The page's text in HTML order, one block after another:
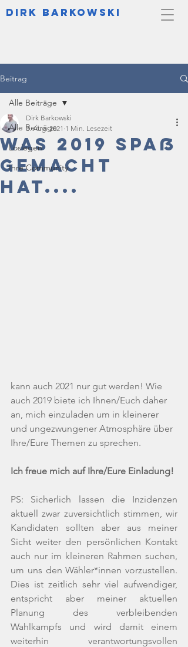
DIrk Barkowski
Beitrag
Alle Beiträge
Loslegen
Ihre Community
Alle Beiträge
Was 2019 Spaß
gemacht
hat....
Dirk Barkowski
3. Aug. 2021 1 Min. Lesezeit
kann auch 2021 nur gut werden! Wie
auch 2019 biete ich Ihnen/Euch daher
an, mich einzuladen um in kleinerer
und ungezwungener Atmosphäre über
Ihre/Eure Themen zu sprechen.
Ich freue mich auf Ihre/Eure Einladung!
PS: Sicherlich lassen die Inzidenzen
aktuell zwar zuversichtlich stimmen, wir
Kandidaten sollten aber aus meiner
Sicht weiter den persönlichen Kontakt
auch nur im kleineren Rahmen suchen,
um uns den Wähler*innen vorzustellen.
Dies ist zeitlich sehr viel aufwendiger,
entspricht aber meiner aktuellen
Planung des verbleibenden
Wahlkampfs und wird damit einem
weiterhin verantwortungsvollen